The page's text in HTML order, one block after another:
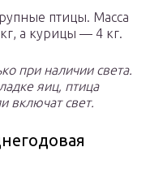
птицы. Масса
кг, а курицы — 4 кг.
при наличии света.
яиц, птица
включат свет.